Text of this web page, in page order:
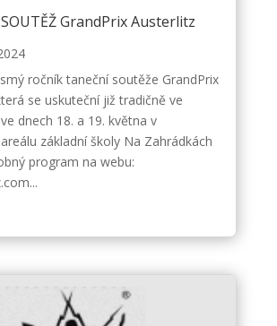
GrandPrix Austerlitz
ročník taneční soutěže GrandPrix
se uskuteční již tradičně ve
dnech 18. a 19. května v
základní školy Na Zahrádkách
program na webu: